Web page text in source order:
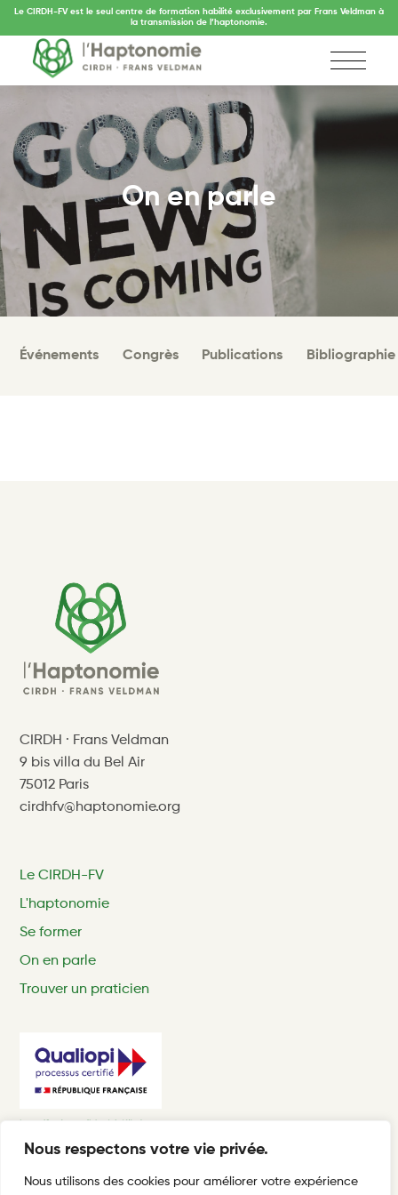
Nous respectons votre vie privée.
Nous utilisons des cookies pour améliorer votre expérience
Le CIRDH-FV est le seul centre de formation habilité exclusivement par Frans Veldman à
la transmission de l’haptonomie.
On en parle
Événements Congrès Publications Bibliographie
CIRDH · Frans Veldman
9 bis villa du Bel Air
75012 Paris
cirdhfv@haptonomie.org
Le CIRDH-FV
L'haptonomie
Se former
On en parle
Trouver un praticien